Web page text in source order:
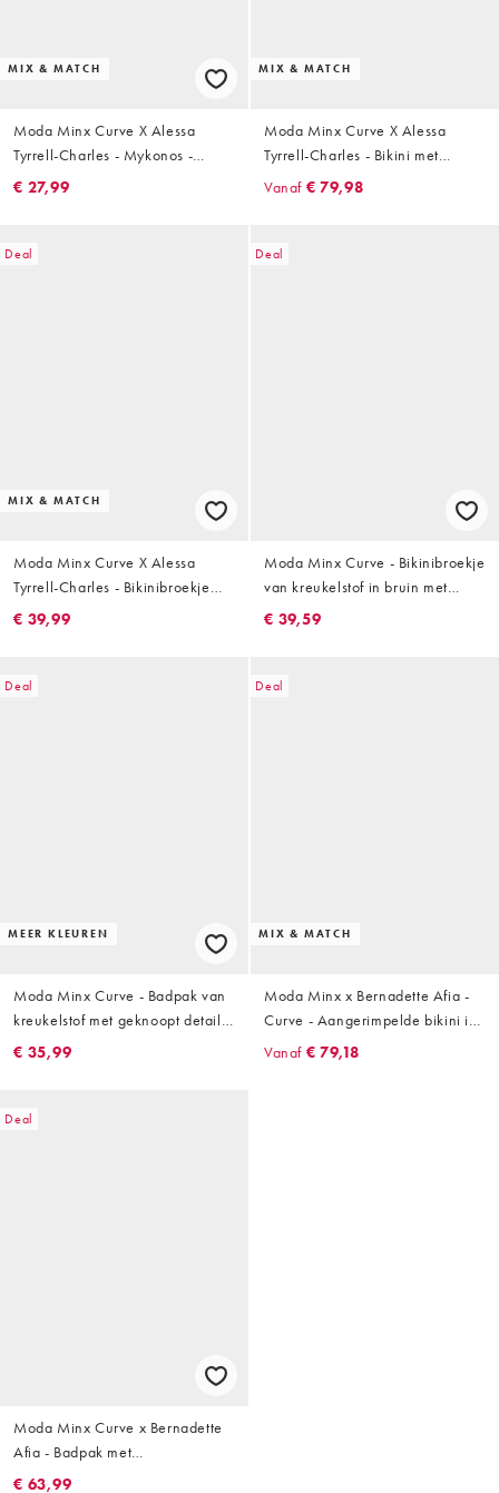
MIX & MATCH
Moda Minx Curve X Alessa
Tyrrell-Charles - Mykonos -
Hoogopgesneden bikinibroekje
€ 27,99
MIX & MATCH
Moda Minx Curve X Alessa
Tyrrell-Charles - Bikini met
zeester in zwart
Vanaf € 79,98
Deal
MIX & MATCH
Moda Minx Curve X Alessa
Tyrrell-Charles - Bikinibroekje
met hoge taille en zeester in
€ 39,99
Deal
Moda Minx Curve - Bikinibroekje
van kreukelstof in bruin met
contrasterende amandelkleurige
€ 39,59
Deal
MEER KLEUREN
Moda Minx Curve - Badpak van
kreukelstof met geknoopt detail
in blauwgroen
€ 35,99
Deal
MIX & MATCH
Moda Minx x Bernadette Afia -
Curve - Aangerimpelde bikini in
kobaltblauw
Vanaf € 79,18
Deal
Moda Minx Curve x Bernadette
Afia - Badpak met
contrasterende biezen in zwart
€ 63,99